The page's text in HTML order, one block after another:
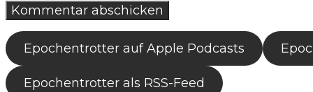
Epochentrotter auf Apple Podcasts
Epochentrotter als RSS-Feed